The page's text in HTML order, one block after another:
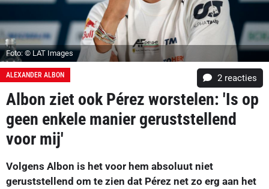
Foto: © LAT Images
ALEXANDER ALBON 2 reacties
Albon ziet ook Pérez worstelen: 'Is op
geen enkele manier geruststellend
voor mij'
Volgens Albon is het voor hem absoluut niet
geruststellend om te zien dat Pérez net zo erg aan het